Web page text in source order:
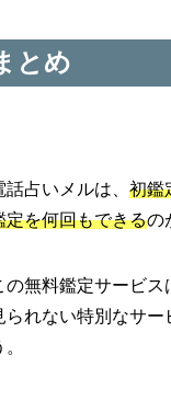
とめ
話占いメルは、 初鑑
定を何回もできるの
の無料鑑定サービ
られない特別なサー
。